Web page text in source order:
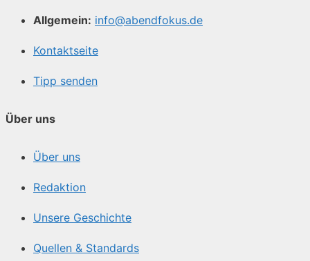
Allgemein: info@abendfokus.de
Kontaktseite
Tipp senden
Über uns
Über uns
Redaktion
Unsere Geschichte
Quellen & Standards